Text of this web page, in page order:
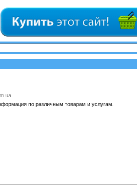
по различным товарам и услугам.